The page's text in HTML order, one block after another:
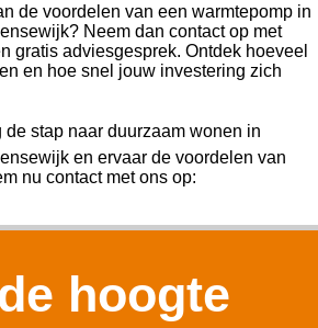
de voordelen van een warmtepomp in
Neem dan contact op met
gratis adviesgesprek. Ontdek hoeveel
en hoe snel jouw investering zich
stap naar duurzaam wonen in
en ervaar de voordelen van
nu contact met ons op:
hoogte